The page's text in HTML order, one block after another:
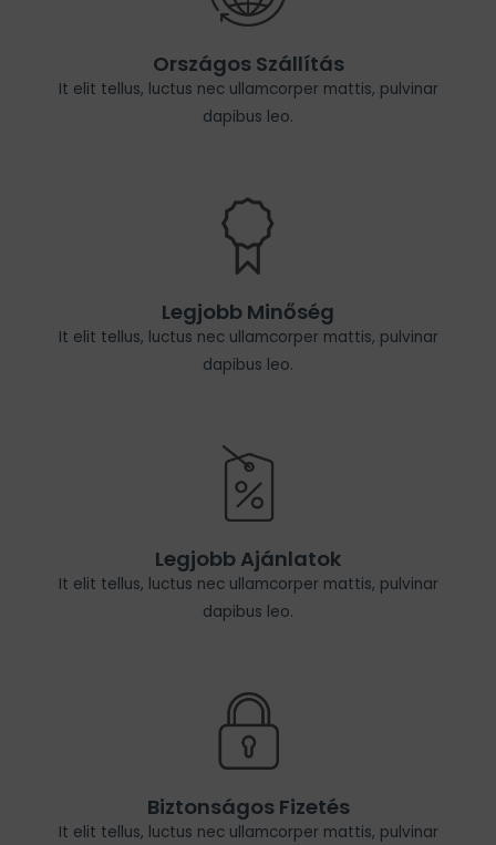
Országos Szállítás
It elit tellus, luctus nec ullamcorper mattis, pulvinar
dapibus leo.
Legjobb Minőség
It elit tellus, luctus nec ullamcorper mattis, pulvinar
dapibus leo.
Legjobb Ajánlatok
It elit tellus, luctus nec ullamcorper mattis, pulvinar
dapibus leo.
Biztonságos Fizetés
It elit tellus, luctus nec ullamcorper mattis, pulvinar